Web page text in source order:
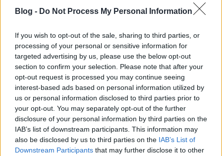
Blog - Do Not Process My Personal Information
If you wish to opt-out of the sale, sharing to third parties, or
processing of your personal or sensitive information for
targeted advertising by us, please use the below opt-out
section to confirm your selection. Please note that after your
opt-out request is processed you may continue seeing
interest-based ads based on personal information utilized by
us or personal information disclosed to third parties prior to
your opt-out. You may separately opt-out of the further
disclosure of your personal information by third parties on the
IAB’s list of downstream participants. This information may
also be disclosed by us to third parties on the IAB’s List of
Downstream Participants that may further disclose it to other
Az esztergomi vasút
Az esztergomi vasútvonalról való leágazásra a
szentendrei hév belső szakasza felé már ma is
érdemes lenne elgondolkodni, ahogy erre született is
számos javaslat, sőt a dolog az újpesti vasúti híd
lezárásakor rövid ideig mégki is lett próbálva. Ha
pedig a belső végpont nem a Batthyány tér, hanem
egy egész város alatt átmenő alagút, onnantól már
az esztergomi vonal főirányának is ez a természetes
folytatása.